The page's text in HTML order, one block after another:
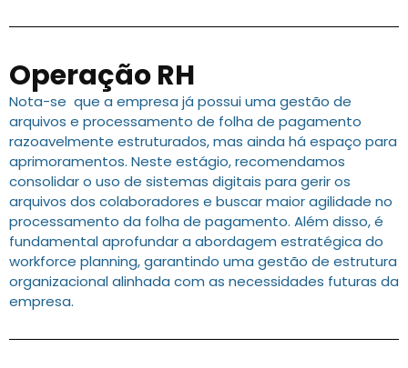
Operação RH
Nota-se que a empresa já possui uma gestão de
arquivos e processamento de folha de pagamento
razoavelmente estruturados, mas ainda há espaço para
aprimoramentos. Neste estágio, recomendamos
consolidar o uso de sistemas digitais para gerir os
arquivos dos colaboradores e buscar maior agilidade no
processamento da folha de pagamento. Além disso, é
fundamental aprofundar a abordagem estratégica do
workforce planning, garantindo uma gestão de estrutura
organizacional alinhada com as necessidades futuras da
empresa.